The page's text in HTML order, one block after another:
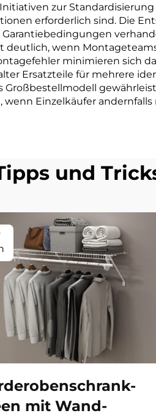
zur
erforderlich sind. Die
deutlich, wenn
minimieren sich
Ersatzteile für mehrere
Großbestellmodell
Einzelkäufer
und
mit Wand-